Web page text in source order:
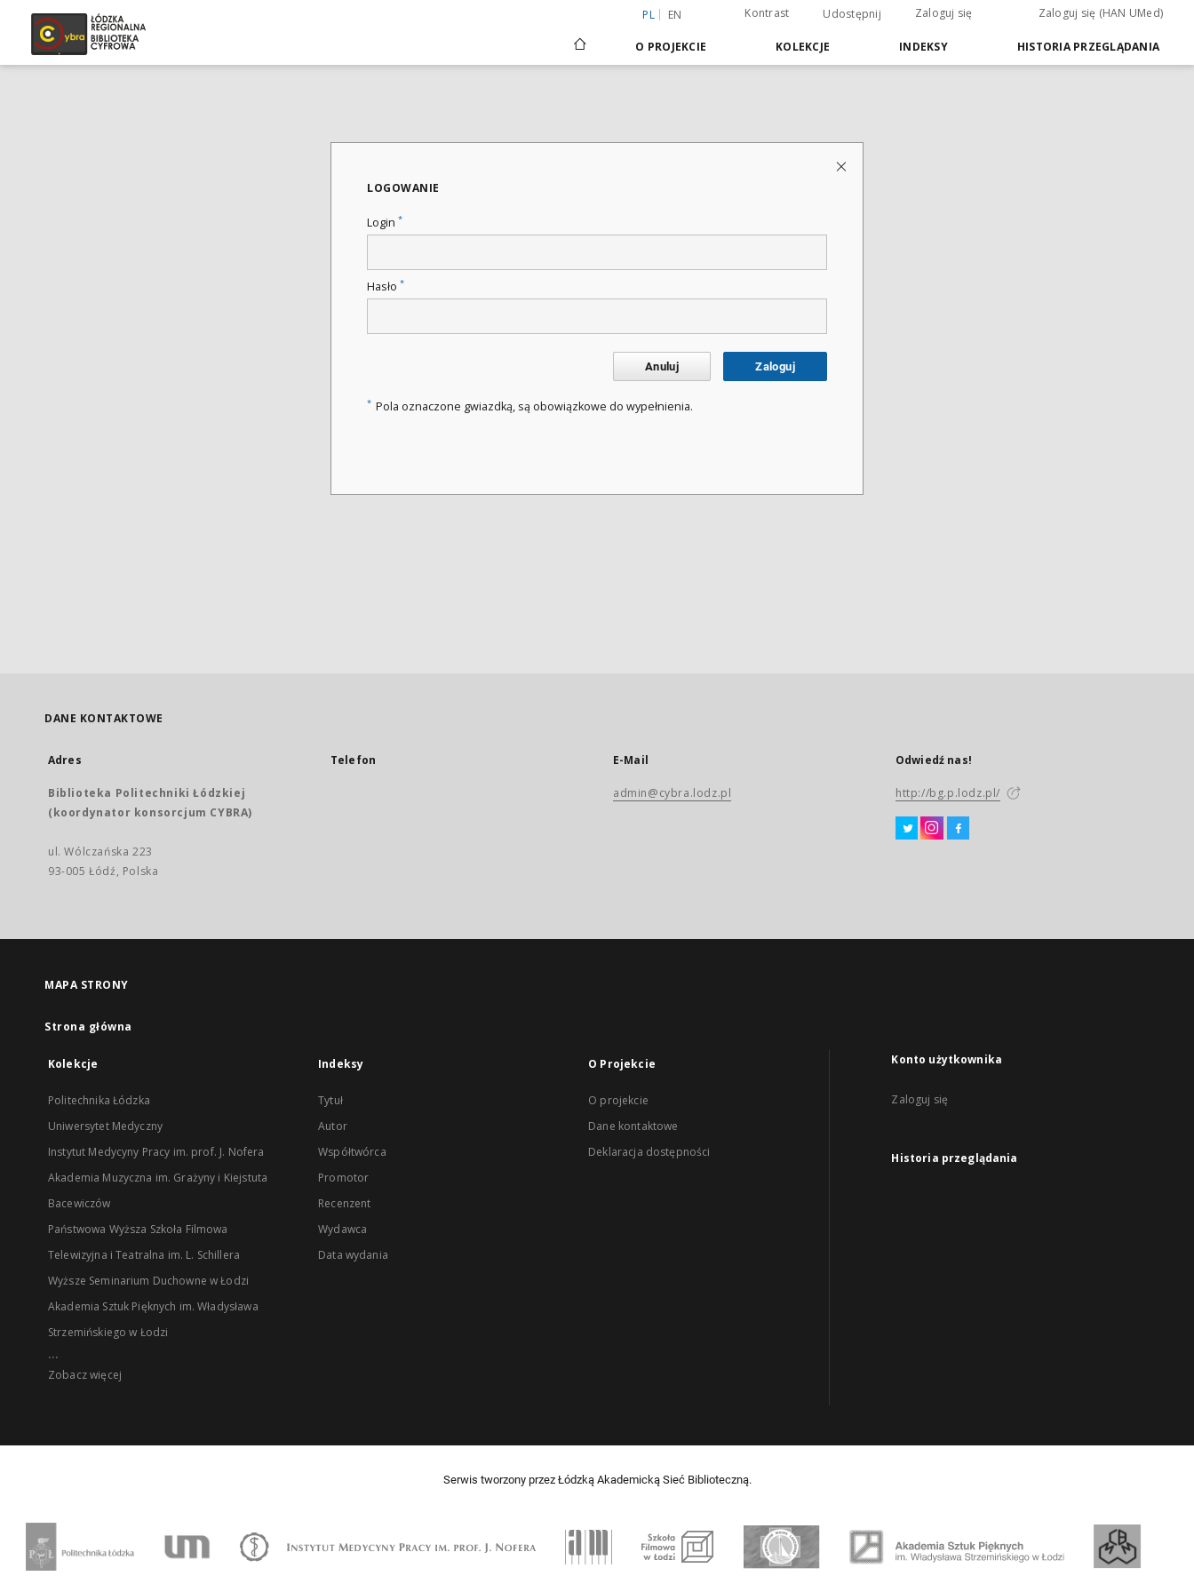
PL EN Kontrast Udostępnij Zaloguj się Zaloguj się (HAN UMed)
O PROJEKCIE KOLEKCJE INDEKSY HISTORIA PRZEGLĄDANIA
LOGOWANIE
Login *
Hasło *
Anuluj Zaloguj
* Pola oznaczone gwiazdką, są obowiązkowe do wypełnienia.
DANE KONTAKTOWE
Adres
Biblioteka Politechniki Łódzkiej
(koordynator konsorcjum CYBRA)
ul. Wólczańska 223
93-005 Łódź, Polska
Telefon E-Mail
admin@cybra.lodz.pl
Odwiedź nas!
http://bg.p.lodz.pl/
MAPA STRONY
Strona główna
Kolekcje
Politechnika Łódzka
Uniwersytet Medyczny
Instytut Medycyny Pracy im. prof. J. Nofera
Akademia Muzyczna im. Grażyny i Kiejstuta
Bacewiczów
Państwowa Wyższa Szkoła Filmowa
Telewizyjna i Teatralna im. L. Schillera
Wyższe Seminarium Duchowne w Łodzi
Akademia Sztuk Pięknych im. Władysława
Strzemińskiego w Łodzi
...
Zobacz więcej
Indeksy
Tytuł
Autor
Współtwórca
Promotor
Recenzent
Wydawca
Data wydania
O Projekcie
O projekcie
Dane kontaktowe
Deklaracja dostępności
Konto użytkownika
Zaloguj się
Historia przeglądania
Serwis tworzony przez Łódzką Akademicką Sieć Biblioteczną.